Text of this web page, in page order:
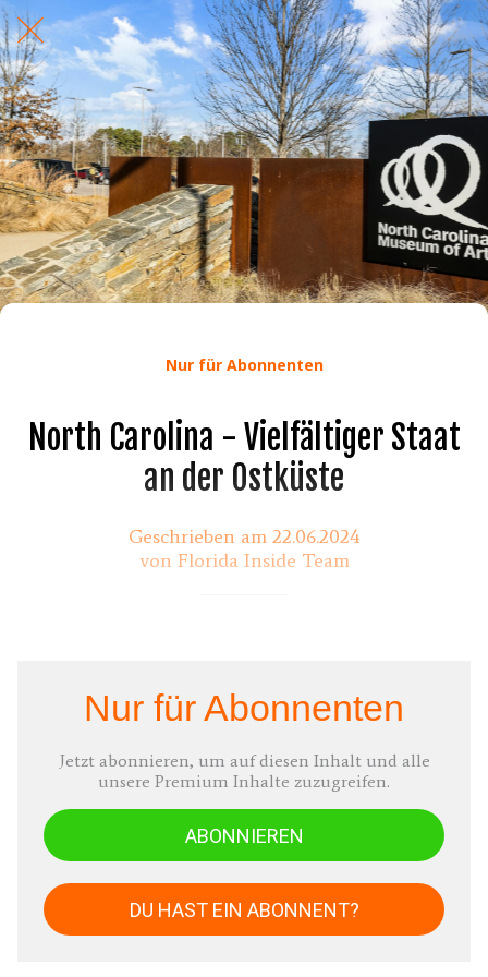
Nur für Abonnenten
North Carolina - Vielfältiger Staat
an der Ostküste
Geschrieben am 22.06.2024
von Florida Inside Team
Nur für Abonnenten
Jetzt abonnieren, um auf diesen Inhalt und alle
unsere Premium Inhalte zuzugreifen.
ABONNIEREN
DU HAST EIN ABONNENT?